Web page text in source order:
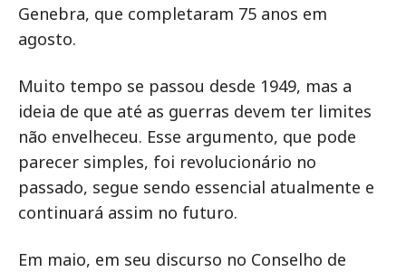
Genebra, que completaram 75 anos em
agosto.
Muito tempo se passou desde 1949, mas a
ideia de que até as guerras devem ter limites
não envelheceu. Esse argumento, que pode
parecer simples, foi revolucionário no
passado, segue sendo essencial atualmente e
continuará assim no futuro.
Em maio, em seu discurso no Conselho de